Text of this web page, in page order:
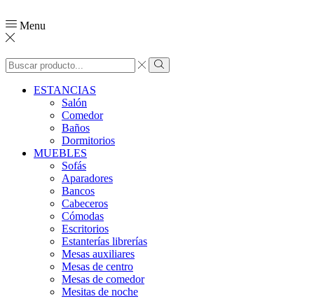
Menu
ESTANCIAS
Salón
Comedor
Baños
Dormitorios
MUEBLES
Sofás
Aparadores
Bancos
Cabeceros
Cómodas
Escritorios
Estanterías librerías
Mesas auxiliares
Mesas de centro
Mesas de comedor
Mesitas de noche